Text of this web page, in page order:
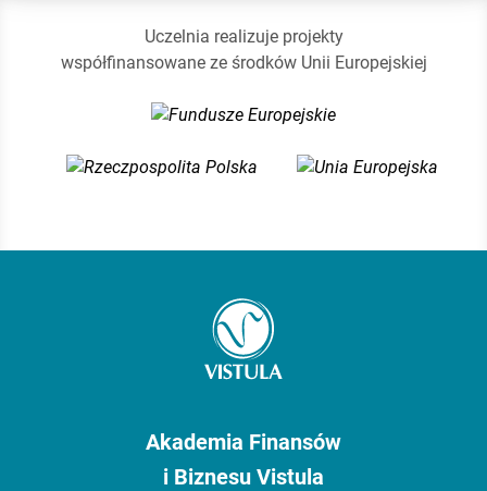
Uczelnia realizuje projekty
współfinansowane ze środków Unii Europejskiej
Akademia Finansów
i Biznesu Vistula